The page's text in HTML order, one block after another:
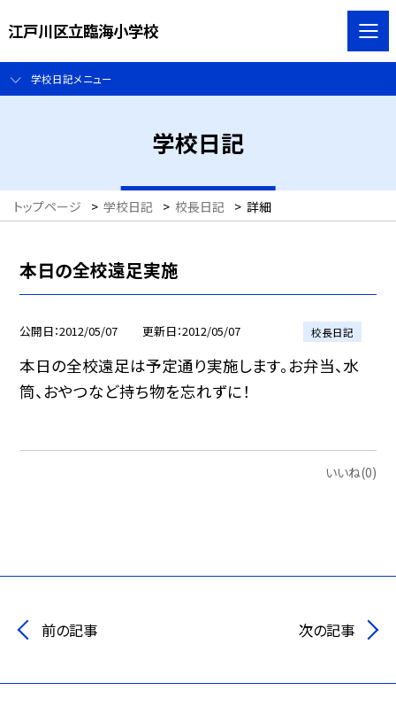
江戸川区立臨海小学校
学校日記メニュー
学校日記
トップページ > 学校日記 > 校長日記 > 詳細
本日の全校遠足実施
公開日 2012/05/07 更新日 2012/05/07 校長日記
本日の全校遠足は予定通り実施します。お弁当、水
筒、おやつなど持ち物を忘れずに！
いいね(0)
前の記事 次の記事